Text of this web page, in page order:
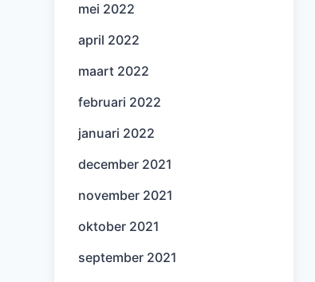
mei 2022
april 2022
maart 2022
februari 2022
januari 2022
december 2021
november 2021
oktober 2021
september 2021